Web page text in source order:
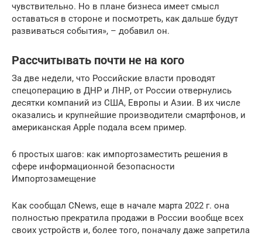
чувствительно. Но в плане бизнеса имеет смысл
оставаться в стороне и посмотреть, как дальше будут
развиваться события», – добавил он.
Рассчитывать почти не на кого
За две недели, что Российские власти проводят
спецоперацию в ДНР и ЛНР, от России отвернулись
десятки компаний из США, Европы и Азии. В их числе
оказались и крупнейшие производители смартфонов, и
американская Apple подала всем пример.
6 простых шагов: как импортозаместить решения в
сфере информационной безопасности
Импортозамещение
Как сообщал CNews, еще в начале марта 2022 г. она
полностью прекратила продажи в России вообще всех
своих устройств и, более того, поначалу даже запретила